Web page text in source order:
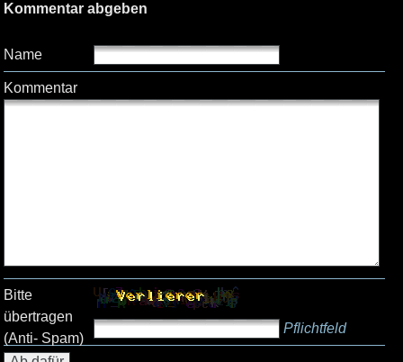
Kommentar abgeben
Name
Kommentar
Bitte
übertragen
(Anti- Spam)
Pflichtfeld